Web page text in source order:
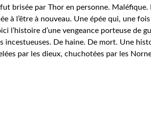
brisée par Thor en personne. Maléfique.
à l’être à nouveau. Une épée qui, une
l’histoire d’une vengeance porteuse de
incestueuses. De haine. De mort. Une
par les dieux, chuchotées par les